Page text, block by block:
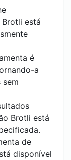
Brotli está
é
a
sem
Brotli está
de
disponível